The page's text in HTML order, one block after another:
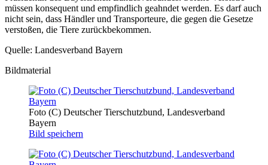
müssen konsequent und empfindlich geahndet werden. Es darf auch
nicht sein, dass Händler und Transporteure, die gegen die Gesetze
verstoßen, die Tiere zurückbekommen.
Quelle: Landesverband Bayern
Bildmaterial
Foto (C) Deutscher Tierschutzbund, Landesverband
Bayern
Bild speichern